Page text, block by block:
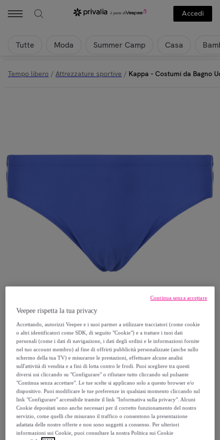
Accedi
Tutte Moda Summer Camp Casa
Tempo libero / Attrezzature sportive / Kappa - Costumi da Bagno
KAPPA
Kappa - Costumi da Bagno Uomo Blu -
Wexo
15,99 €
20, €
Veepee rispetta la tua privacy
Accettando, autorizzi Veepee e i suoi partner a utilizzare tracciatori (come cookie
o altri identificatori come SDK, di seguito "Cookie") e a trattare i tuoi dati
personali (come i dati di navigazione, i dati degli ordini e le informazioni fornite
nel tuo account membro) al fine di offrirti pubblicità personalizzate (anche sullo
schermo della tua TV) e misurarne le prestazioni, effettuare alcune analisi
sull'attività di vendita e a fini di lotta contro le frodi. Puoi scegliere tra questi
diversi usi cliccando su "Configurare" o rifiutare tutto cliccando sul pulsante
"Continua senza accettare". Le tue scelte si applicano solo a questo browser e/o
dispositivo. Puoi modificare le tue preferenze in qualsiasi momento cliccando sul
link "Configurare" accessibile tramite il link "Informativa sulla privacy". Alcuni
Cookie depositati sono anche necessari per il corretto funzionamento del nostro
servizio, come quelli che misurano il traffico o consentono la presentazione
adattata delle nostre offerte e non sono soggetti a consenso. Per ulteriori
informazioni sui Cookie, puoi consultare la nostra Politica sui Cookie
Continua senza accettare